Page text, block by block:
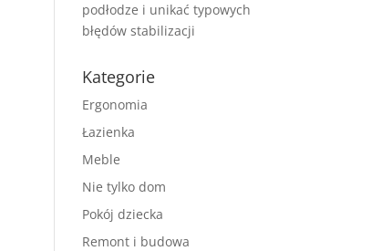
podłodze i unikać typowych
błędów stabilizacji
Kategorie
Ergonomia
Łazienka
Meble
Nie tylko dom
Pokój dziecka
Remont i budowa